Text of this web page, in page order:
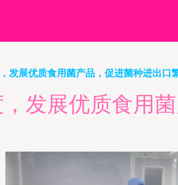
发展优质食用菌产品，促进菌种进出口
发展优质食用